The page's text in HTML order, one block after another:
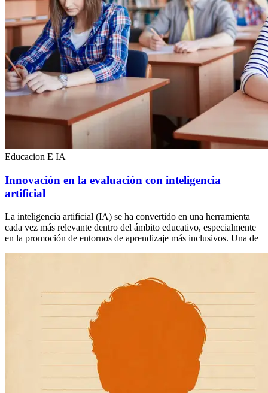
Educacion E IA
Innovación en la evaluación con inteligencia
artificial
La inteligencia artificial (IA) se ha convertido en una herramienta
cada vez más relevante dentro del ámbito educativo, especialmente
en la promoción de entornos de aprendizaje más inclusivos. Una de